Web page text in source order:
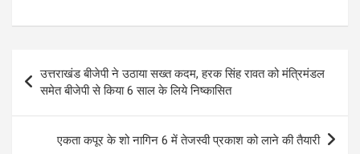
at
A
p
p
ce
b
o
o
k
tt se
g
er
ke
n
ar
e
navigation
उत्तराखंड बीजेपी ने उठाया सख्त कदम, हरक सिंह रावत को मंत्रिमंडल
समेत बीजेपी से किया 6 साल के लिये निष्कासित
एकता कपूर के शो नागिन 6 में तेजस्वी प्रकाश को लाने की तैयारी